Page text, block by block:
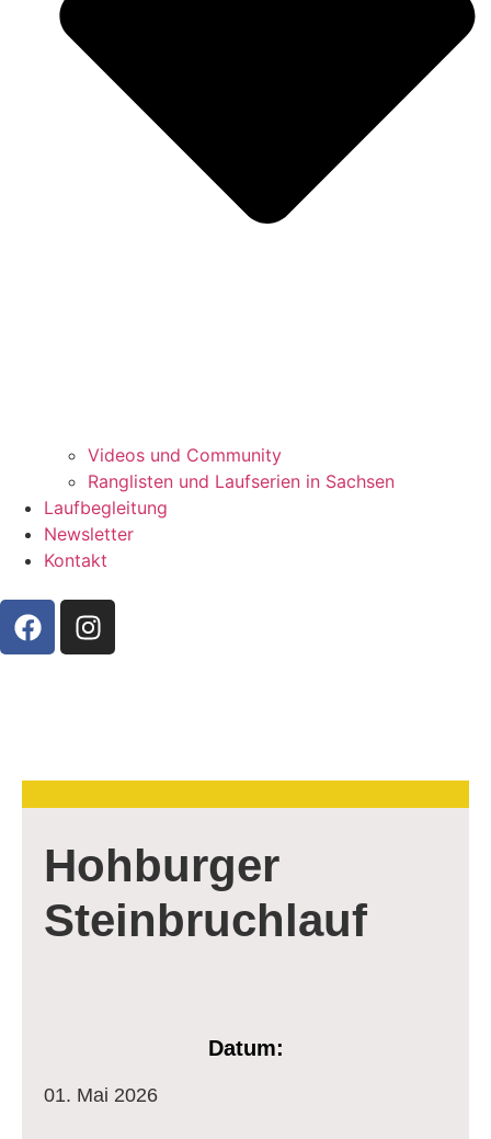
Videos und Community
Ranglisten und Laufserien in Sachsen
Laufbegleitung
Newsletter
Kontakt
Hohburger
Steinbruchlauf
Datum:
01. Mai 2026